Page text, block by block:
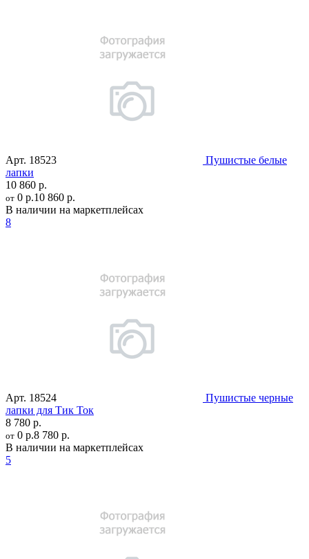
Арт. 18523
Пушистые белые
лапки
10 860 р.
от 0 р.10 860 р.
В наличии на маркетплейсах
8
Арт. 18524
Пушистые черные
лапки для Тик Ток
8 780 р.
от 0 р.8 780 р.
В наличии на маркетплейсах
5